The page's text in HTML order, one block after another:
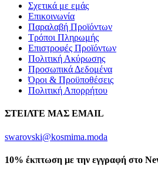
Σχετικά με εμάς
Επικοινωνία
Παραλαβή Προϊόντων
Τρόποι Πληρωμής
Επιστροφές Προϊόντων
Πολιτική Ακύρωσης
Προσωπικά Δεδομένα
Όροι & Προϋποθέσεις
Πολιτική Απορρήτου
ΣΤΕΙΛΤΕ ΜΑΣ EMAIL
swarovski@kosmima.moda
10% έκπτωση με την εγγραφή στο